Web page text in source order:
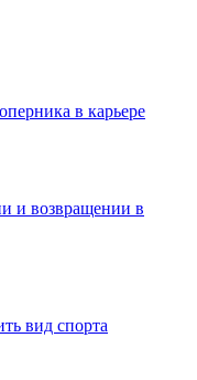
в карьере
и возвращении в
вид спорта